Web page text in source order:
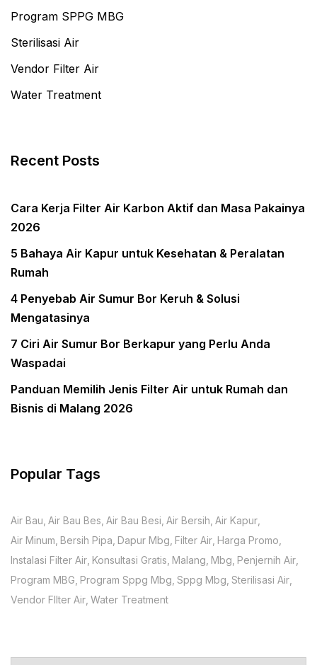
Program SPPG MBG
Sterilisasi Air
Vendor Filter Air
Water Treatment
Recent Posts
Cara Kerja Filter Air Karbon Aktif dan Masa Pakainya
2026
5 Bahaya Air Kapur untuk Kesehatan & Peralatan
Rumah
4 Penyebab Air Sumur Bor Keruh & Solusi
Mengatasinya
7 Ciri Air Sumur Bor Berkapur yang Perlu Anda
Waspadai
Panduan Memilih Jenis Filter Air untuk Rumah dan
Bisnis di Malang 2026
Popular Tags
Air Bau Air Bau Bes Air Bau Besi Air Bersih Air Kapur
Air Minum Bersih Pipa Dapur Mbg Filter Air Harga Promo
Instalasi Filter Air Konsultasi Gratis Malang Mbg Penjernih Air
Program MBG Program Sppg Mbg Sppg Mbg Sterilisasi Air
Vendor FIlter Air Water Treatment